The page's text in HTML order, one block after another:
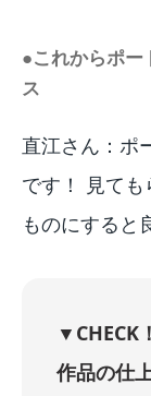
●これからポー
ス
直江さん：ポ
です！ 見て
ものにすると
▼CHECK
作品の仕